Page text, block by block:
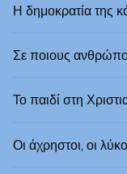
Η δημοκρατία της
Σε ποιους
Το παιδί στη
Οι άχρηστοι, οι